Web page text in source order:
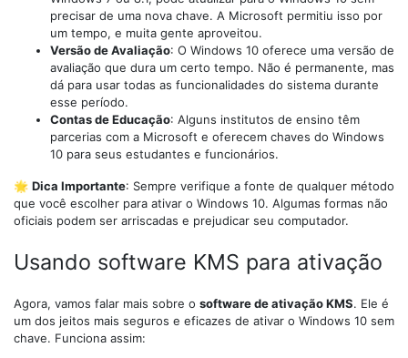
precisar de uma nova chave. A Microsoft permitiu isso por
um tempo, e muita gente aproveitou.
Versão de Avaliação: O Windows 10 oferece uma versão de
avaliação que dura um certo tempo. Não é permanente, mas
dá para usar todas as funcionalidades do sistema durante
esse período.
Contas de Educação: Alguns institutos de ensino têm
parcerias com a Microsoft e oferecem chaves do Windows
10 para seus estudantes e funcionários.
🌟 Dica Importante: Sempre verifique a fonte de qualquer método
que você escolher para ativar o Windows 10. Algumas formas não
oficiais podem ser arriscadas e prejudicar seu computador.
Usando software KMS para ativação
Agora, vamos falar mais sobre o software de ativação KMS. Ele é
um dos jeitos mais seguros e eficazes de ativar o Windows 10 sem
chave. Funciona assim: